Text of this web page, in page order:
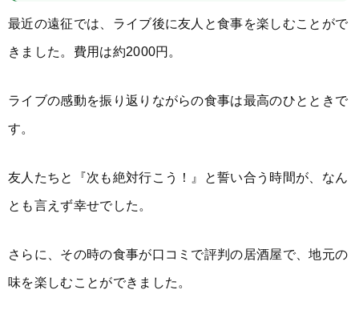
最近の遠征では、ライブ後に友人と食事を楽しむことがで
きました。費用は約2000円。
ライブの感動を振り返りながらの食事は最高のひとときで
す。
友人たちと『次も絶対行こう！』と誓い合う時間が、なん
とも言えず幸せでした。
さらに、その時の食事が口コミで評判の居酒屋で、地元の
味を楽しむことができました。